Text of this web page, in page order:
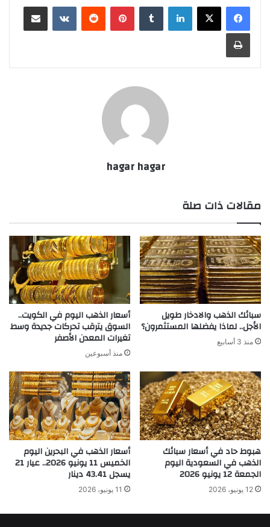
لينكدإن بينتيريست مشاركة عبر البريد
طباعة
hagar hagar
مقالات ذات صلة
سبائك الذهب والادخار طويل
الأجل.. لماذا يفضلها المستثمرون؟
منذ 3 أسابيع
أسعار الذهب اليوم في الكويت..
السوق يترقب تحركات جديدة وسط
تغيرات المعدن الأصفر
منذ أسبوعين
هبوط حاد في أسعار سبائك
الذهب في السعودية اليوم
الجمعة 12 يونيو 2026
12 يونيو، 2026
أسعار الذهب في البحرين اليوم
الخميس 11 يونيو 2026.. عيار 21
يسجل 43.41 دينار
11 يونيو، 2026